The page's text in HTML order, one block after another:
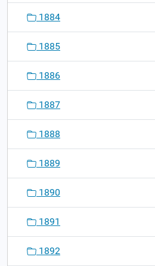
o
1884
1885
1886
1887
1888
1889
1890
1891
1892